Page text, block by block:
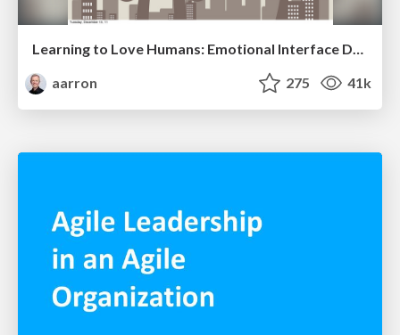
Learning to Love Humans: Emotional Interface Design
aarron
275 41k